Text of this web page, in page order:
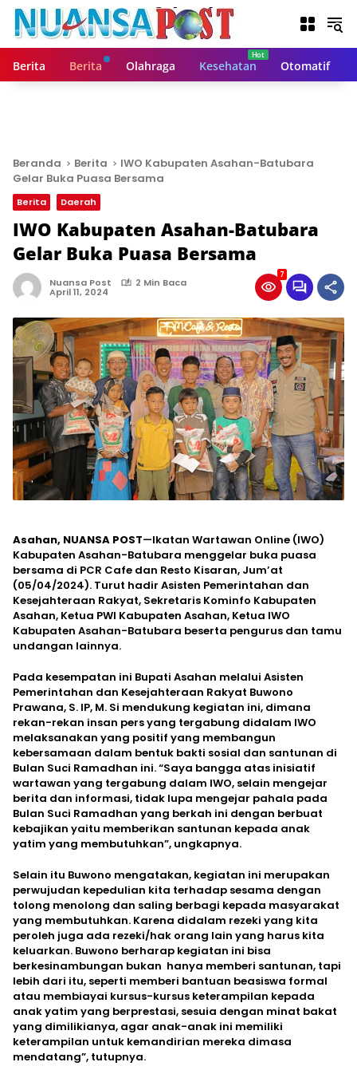
Berita Berita Olahraga Kesehatan Otomatif
Beranda Berita
IWO Kabupaten Asahan-Batubara
Gelar Buka Puasa Bersama
Berita Daerah
IWO Kabupaten Asahan-Batubara
Gelar Buka Puasa Bersama
Nuansa Post 2 Min Baca
April 11, 2024
7
Asahan, NUANSA POST—Ikatan Wartawan Online (IWO)
Kabupaten Asahan-Batubara menggelar buka puasa
bersama di PCR Cafe dan Resto Kisaran, Jum’at
(05/04/2024). Turut hadir Asisten Pemerintahan dan
Kesejahteraan Rakyat, Sekretaris Kominfo Kabupaten
Asahan, Ketua PWI Kabupaten Asahan, Ketua IWO
Kabupaten Asahan-Batubara beserta pengurus dan tamu
undangan lainnya.
Pada kesempatan ini Bupati Asahan melalui Asisten
Pemerintahan dan Kesejahteraan Rakyat Buwono
Prawana, S. IP, M. Si mendukung kegiatan ini, dimana
rekan-rekan insan pers yang tergabung didalam IWO
melaksanakan yang positif yang membangun
kebersamaan dalam bentuk bakti sosial dan santunan di
Bulan Suci Ramadhan ini. “Saya bangga atas inisiatif
wartawan yang tergabung dalam IWO, selain mengejar
berita dan informasi, tidak lupa mengejar pahala pada
Bulan Suci Ramadhan yang berkah ini dengan berbuat
kebajikan yaitu memberikan santunan kepada anak
yatim yang membutuhkan”, ungkapnya.
Selain itu Buwono mengatakan, kegiatan ini merupakan
perwujudan kepedulian kita terhadap sesama dengan
tolong menolong dan saling berbagi kepada masyarakat
yang membutuhkan. Karena didalam rezeki yang kita
peroleh juga ada rezeki/hak orang lain yang harus kita
keluarkan. Buwono berharap kegiatan ini bisa
berkesinambungan bukan hanya memberi santunan, tapi
lebih dari itu, seperti memberi bantuan beasiswa formal
atau membiayai kursus-kursus keterampilan kepada
anak yatim yang berprestasi, sesuia dengan minat bakat
yang dimilikianya, agar anak-anak ini memiliki
keterampilan untuk kemandirian mereka dimasa
mendatang”, tutupnya.